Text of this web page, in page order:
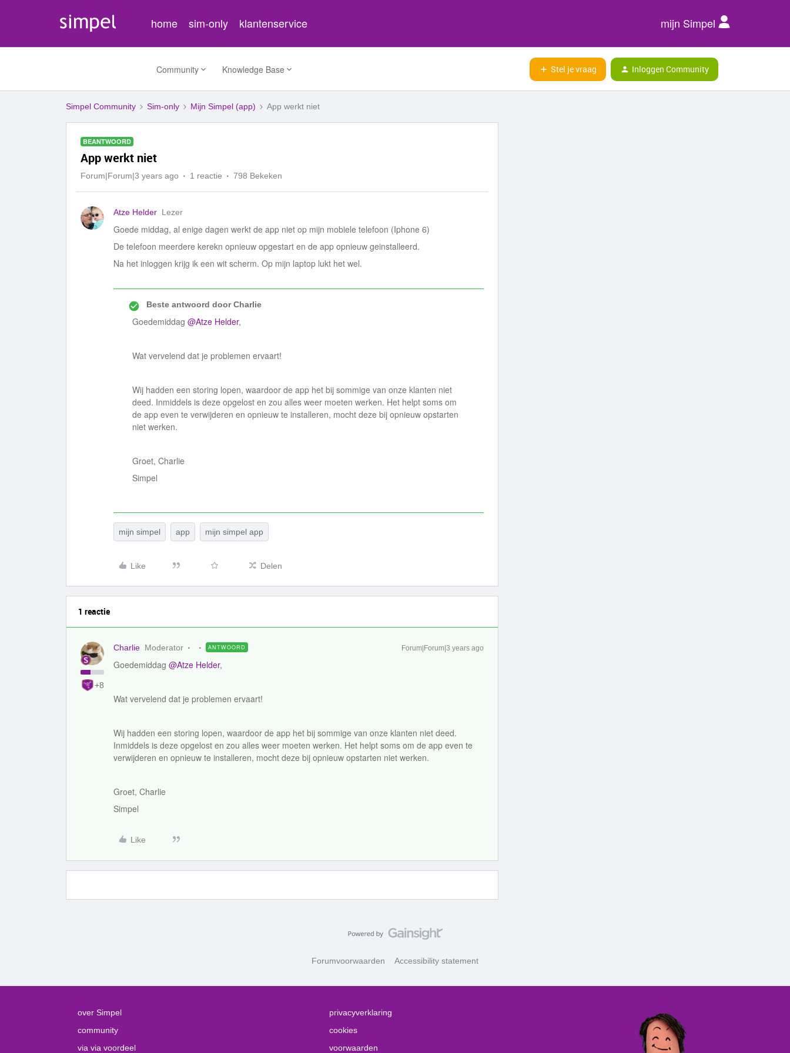
home sim-only klantenservice mijn Simpel
Community Knowledge Base Stel je vraag Inloggen Community
Simpel Community Sim-only Mijn Simpel (app) App werkt niet
BEANTWOORD
App werkt niet
Forum|Forum|3 years ago 1 reactie 798 Bekeken
Atze Helder Lezer
Goede middag, al enige dagen werkt de app niet op mijn mobiele telefoon (Iphone 6)
De telefoon meerdere kerekn opnieuw opgestart en de app opnieuw geinstalleerd.
Na het inloggen krijg ik een wit scherm. Op mijn laptop lukt het wel.
Beste antwoord doorCharlie
Goedemiddag @Atze Helder,
Wat vervelend dat je problemen ervaart!
Wij hadden een storing lopen, waardoor de app het bij sommige van onze klanten niet
deed. Inmiddels is deze opgelost en zou alles weer moeten werken. Het helpt soms om
de app even te verwijderen en opnieuw te installeren, mocht deze bij opnieuw opstarten
niet werken.
Groet, Charlie
Simpel
mijn simpel app mijn simpel app
Like Delen
1 reactie
+8
Charlie Moderator ANTWOORD Forum|Forum|3 years ago
Goedemiddag @Atze Helder,
Wat vervelend dat je problemen ervaart!
Wij hadden een storing lopen, waardoor de app het bij sommige van onze klanten niet deed.
Inmiddels is deze opgelost en zou alles weer moeten werken. Het helpt soms om de app even te
verwijderen en opnieuw te installeren, mocht deze bij opnieuw opstarten niet werken.
Groet, Charlie
Simpel
Like
Forumvoorwaarden Accessibility statement
over Simpel
community
via via voordeel
privacyverklaring
cookies
voorwaarden